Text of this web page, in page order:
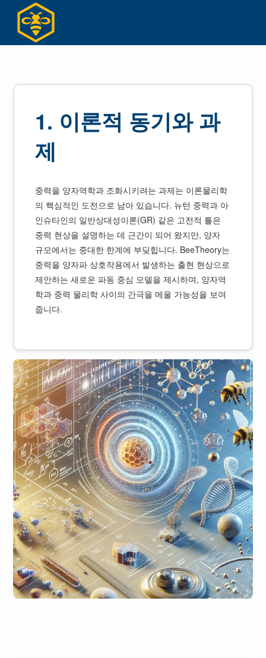
content
1. 이론적 동기와 과
제
중력을 양자역학과 조화시키려는 과제는 이론물리학
의 핵심적인 도전으로 남아 있습니다. 뉴턴 중력과 아
인슈타인의 일반상대성이론(GR) 같은 고전적 틀은
중력 현상을 설명하는 데 근간이 되어 왔지만, 양자
규모에서는 중대한 한계에 부딪힙니다. BeeTheory는
중력을 양자파 상호작용에서 발생하는 출현 현상으로
제안하는 새로운 파동 중심 모델을 제시하며, 양자역
학과 중력 물리학 사이의 간극을 메울 가능성을 보여
줍니다.